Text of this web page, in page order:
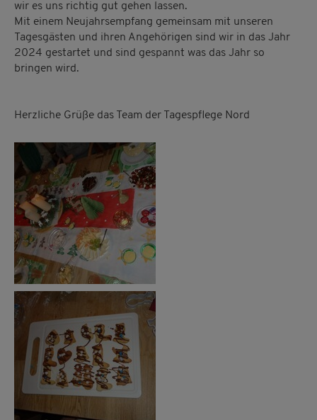
wir es uns richtig gut gehen lassen.
Mit einem Neujahrsempfang gemeinsam mit unseren
Tagesgästen und ihren Angehörigen sind wir in das Jahr
2024 gestartet und sind gespannt was das Jahr so
bringen wird.
Herzliche Grüße das Team der Tagespflege Nord